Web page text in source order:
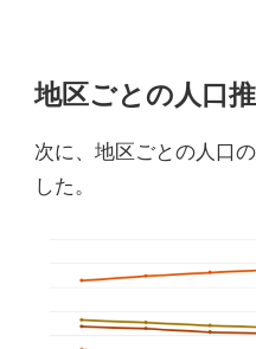
地区ごとの人口推
次に、地区ごとの人口
した。